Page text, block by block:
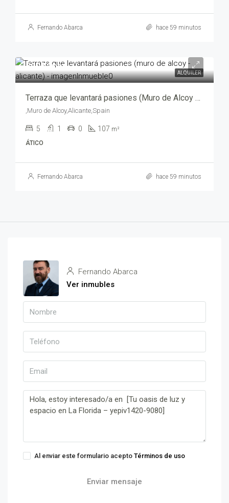
Fernando Abarca hace 59 minutos
ALQUILER
500€/mes
Terraza que levantará pasiones (Muro de Alcoy – Alicante) – 11616-2599
,Muro de Alcoy,Alicante,Spain
5 1 0 107 m²
ÁTICO
Fernando Abarca hace 59 minutos
Fernando Abarca
Ver inmubles
Al enviar este formulario acepto Términos de uso
Enviar mensaje